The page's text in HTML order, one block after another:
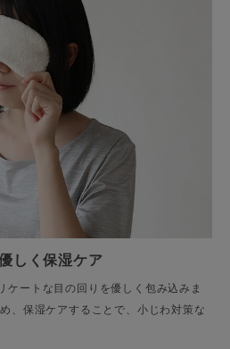
しく保湿ケア
ケートな目の回りを優しく包み込みま
、保湿ケアすることで、小じわ対策な